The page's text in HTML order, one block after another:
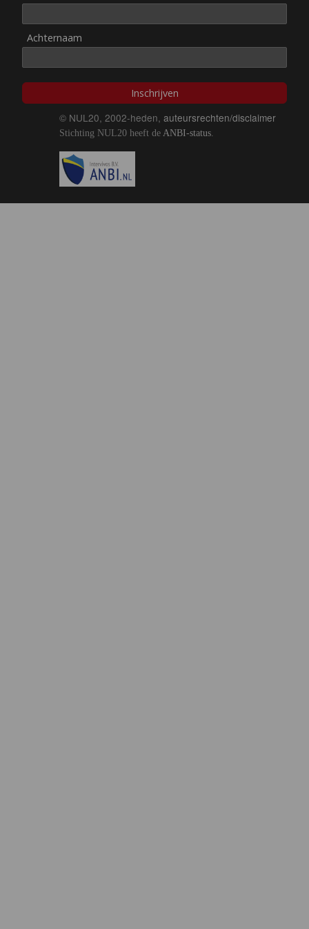
Achternaam
Inschrijven
© NUL20, 2002-heden, auteursrechten/disclaimer
Stichting NUL20 heeft de ANBI-status
Image